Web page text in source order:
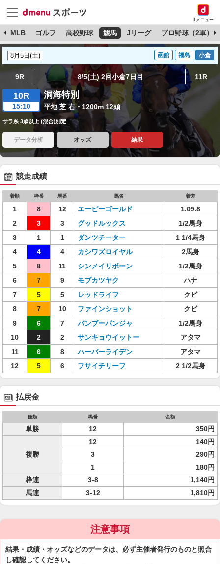
dメニュー
MLB ゴルフ 高校野球 競馬 Jリーグ プロ野球（2軍）
函館 福島 小倉
9R 8/5(土) 2回小倉7日目 11R
10R
15:10
洞海特別
平地 芝 右・1200m 12頭
サラ系 3歳以上 (混合)別定
データ分析 オッズ 結果
競走成績
着順 枠番 馬番 馬名 着差
1 8 12 エーピーゴールド
1.09.8
2
3 3 グッドルックス
1/2馬身
3
1 1 ダンツチーター
1 1/4馬身
4
4 4 カシワズロイヤル
2馬身
5
8 11 シンメイリボーン
1/2馬身
6
7 9 モブカツヤク
ハナ
7
5 5 レッドライフ
クビ
8
7 10 ファインショット
クビ
9
6 7 バンブーパンジャ
1/2馬身
10
2 2 サンキョウイットー
アタマ
11
6 8 ハーバーライデン
アタマ
12
5 6 フサイチリーフ 2 1/2馬身
払戻金
種類 馬番 金額
単勝 12 350円
複勝
12
140円
3
290円
1
180円
枠連
3-8
1,140円
馬連
3-12 1,810円
注意事項
結果・成績・オッズなどのデータは、必ず主催者発行のものと照合
し確認してください。